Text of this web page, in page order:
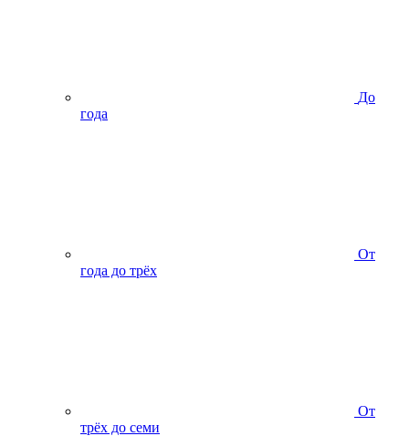
До
года
От
года до трёх
От
трёх до семи